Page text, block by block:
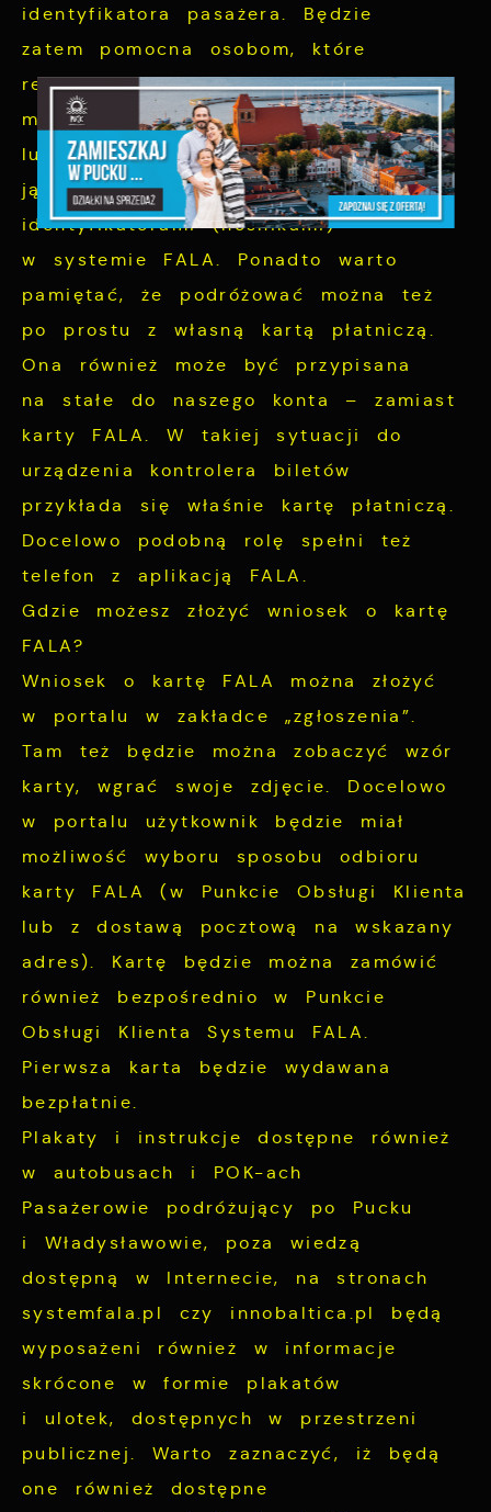
identyfikatora pasażera. Będzie
zatem pomocna osobom, które
regularnie korzystają z komunikacji
miejskiej, kupują bilety okresowe
lub korzystają z ulg. Można stosować
ją wymiennie z innymi
identyfikatorami (nośnikami)
w systemie FALA. Ponadto warto
pamiętać, że podróżować można też
po prostu z własną kartą płatniczą.
Ona również może być przypisana
na stałe do naszego konta – zamiast
karty FALA. W takiej sytuacji do
urządzenia kontrolera biletów
przykłada się właśnie kartę płatniczą.
Docelowo podobną rolę spełni też
telefon z aplikacją FALA.
Gdzie możesz złożyć wniosek o kartę
FALA?
Wniosek o kartę FALA można złożyć
w portalu w zakładce „zgłoszenia”.
Tam też będzie można zobaczyć wzór
karty, wgrać swoje zdjęcie. Docelowo
w portalu użytkownik będzie miał
możliwość wyboru sposobu odbioru
karty FALA (w Punkcie Obsługi Klienta
lub z dostawą pocztową na wskazany
adres). Kartę będzie można zamówić
również bezpośrednio w Punkcie
Obsługi Klienta Systemu FALA.
Pierwsza karta będzie wydawana
bezpłatnie.
Plakaty i instrukcje dostępne również
w autobusach i POK-ach
Pasażerowie podróżujący po Pucku
i Władysławowie, poza wiedzą
dostępną w Internecie, na stronach
systemfala.pl czy innobaltica.pl będą
wyposażeni również w informacje
skrócone w formie plakatów
i ulotek, dostępnych w przestrzeni
publicznej. Warto zaznaczyć, iż będą
one również dostępne